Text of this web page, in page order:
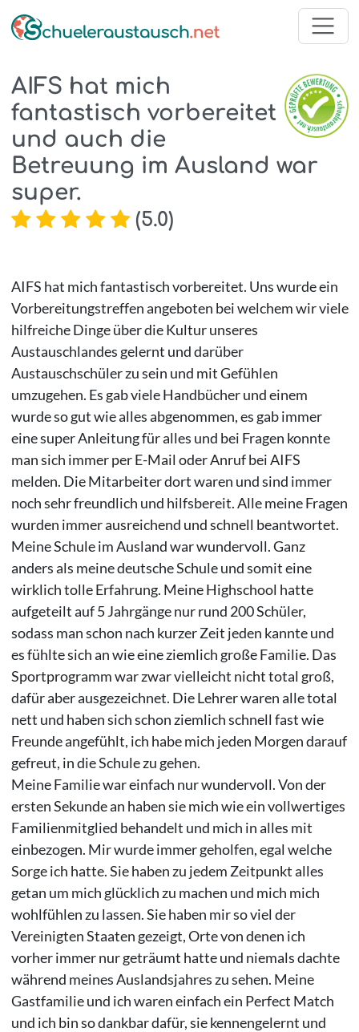
AIFS hat mich
fantastisch vorbereitet
und auch die
Betreuung im Ausland war
super.
(5.0)
AIFS hat mich fantastisch vorbereitet. Uns wurde ein
Vorbereitungstreffen angeboten bei welchem wir viele
hilfreiche Dinge über die Kultur unseres
Austauschlandes gelernt und darüber
Austauschschüler zu sein und mit Gefühlen
umzugehen. Es gab viele Handbücher und einem
wurde so gut wie alles abgenommen, es gab immer
eine super Anleitung für alles und bei Fragen konnte
man sich immer per E-Mail oder Anruf bei AIFS
melden. Die Mitarbeiter dort waren und sind immer
noch sehr freundlich und hilfsbereit. Alle meine Fragen
wurden immer ausreichend und schnell beantwortet.
Meine Schule im Ausland war wundervoll. Ganz
anders als meine deutsche Schule und somit eine
wirklich tolle Erfahrung. Meine Highschool hatte
aufgeteilt auf 5 Jahrgänge nur rund 200 Schüler,
sodass man schon nach kurzer Zeit jeden kannte und
es fühlte sich an wie eine ziemlich große Familie. Das
Sportprogramm war zwar vielleicht nicht total groß,
dafür aber ausgezeichnet. Die Lehrer waren alle total
nett und haben sich schon ziemlich schnell fast wie
Freunde angefühlt, ich habe mich jeden Morgen darauf
gefreut, in die Schule zu gehen.
Meine Familie war einfach nur wundervoll. Von der
ersten Sekunde an haben sie mich wie ein vollwertiges
Familienmitglied behandelt und mich in alles mit
einbezogen. Mir wurde immer geholfen, egal welche
Sorge ich hatte. Sie haben zu jedem Zeitpunkt alles
getan um mich glücklich zu machen und mich mich
wohlfühlen zu lassen. Sie haben mir so viel der
Vereinigten Staaten gezeigt, Orte von denen ich
vorher immer nur geträumt hatte und niemals dachte
während meines Auslandsjahres zu sehen. Meine
Gastfamilie und ich waren einfach ein Perfect Match
und ich bin so dankbar dafür, sie kennengelernt und